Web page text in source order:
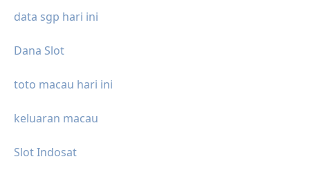
data sgp hari ini
Dana Slot
toto macau hari ini
keluaran macau
Slot Indosat